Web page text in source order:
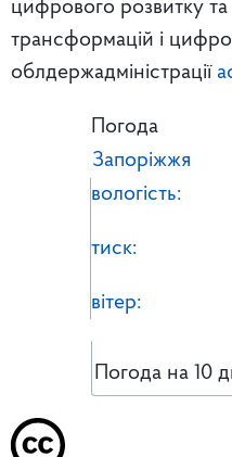
цифрового розвитку
трансформацій і
облдержадміністрації
Погода
Запоріжжя
вологість:
тиск:
вітер:
Погода на 10